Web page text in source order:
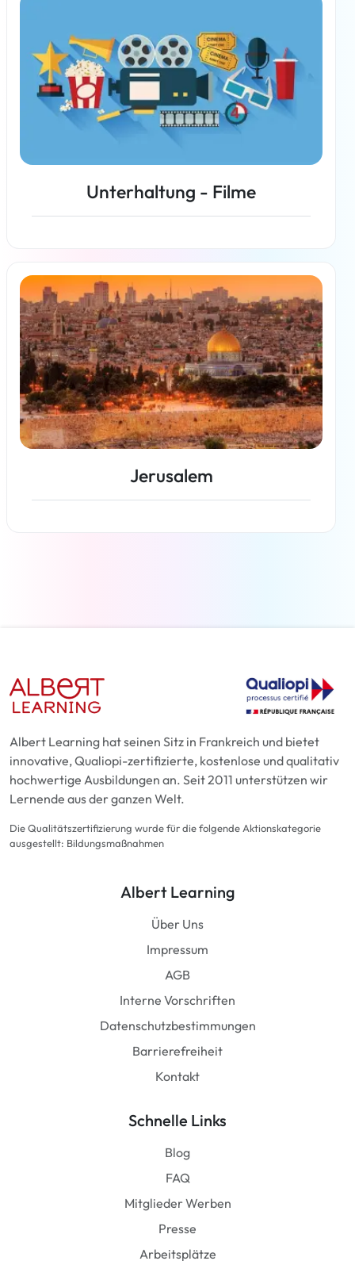
Unterhaltung - Filme
Weiterlesen
Jerusalem
Albert Learning hat seinen Sitz in Frankreich und bietet
innovative, Qualiopi-zertifizierte, kostenlose und qualitativ
hochwertige Ausbildungen an. Seit 2011 unterstützen wir
Lernende aus der ganzen Welt.
Die Qualitätszertifizierung wurde für die folgende Aktionskategorie
ausgestellt: Bildungsmaßnahmen
Albert Learning
Über Uns
Impressum
AGB
Interne Vorschriften
Datenschutzbestimmungen
Barrierefreiheit
Kontakt
Schnelle Links
Blog
FAQ
Mitglieder Werben
Presse
Arbeitsplätze